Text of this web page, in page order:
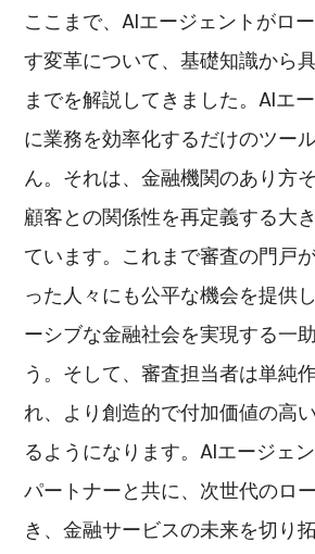
ここまで、AIエージェントがロ
す変革について、基礎知識から
までを解説してきました。AIエ
に業務を効率化するだけのツー
ん。それは、金融機関のあり方
顧客との関係性を再定義する大
ています。これまで審査の門戸
った人々にも公平な機会を提供
ーシブな金融社会を実現する一
う。そして、審査担当者は単純
れ、より創造的で付加価値の高
るようになります。AIエージェ
パートナーと共に、次世代のロ
き、金融サービスの未来を切り